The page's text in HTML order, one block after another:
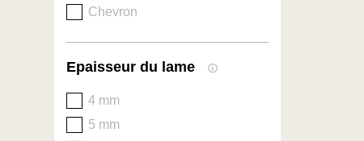
Chevron
Epaisseur du lame
4 mm
5 mm